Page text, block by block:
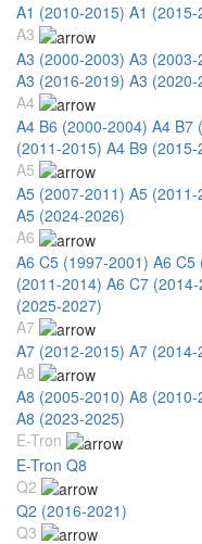
A1 (2010-2015) A1 (2015-
A3
A3 (2000-2003) A3 (2003-
A3 (2016-2019) A3 (2020-
A4
A4 B6 (2000-2004) A4 B7
(2011-2015) A4 B9 (2015-
A5
A5 (2007-2011) A5 (2011-
A5 (2024-2026)
A6
A6 C5 (1997-2001) A6 C5
(2011-2014) A6 C7
(2025-2027)
A7
A7 (2012-2015) A7 (2014-
A8
A8 (2005-2010) A8 (2010-
A8 (2023-2025)
E-Tron
E-Tron Q8
Q2
Q2 (2016-2021)
Q3